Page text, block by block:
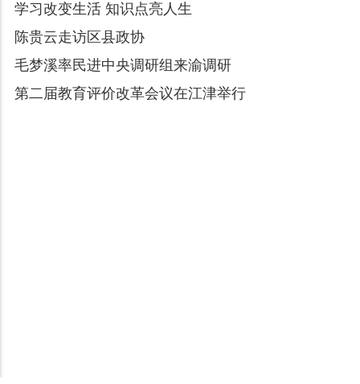
学习改变生活 知识点亮人生
陈贵云走访区县政协
毛梦溪率民进中央调研组来渝调研
第二届教育评价改革会议在江津举行